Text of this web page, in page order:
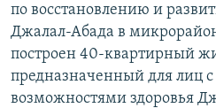
по восстановлению и
Джалал-Абада в
построен 40-квартирный
предназначенный для лиц
возможностями здоровья